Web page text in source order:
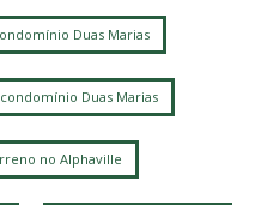
Duas Marias
Duas Marias
no Alphaville